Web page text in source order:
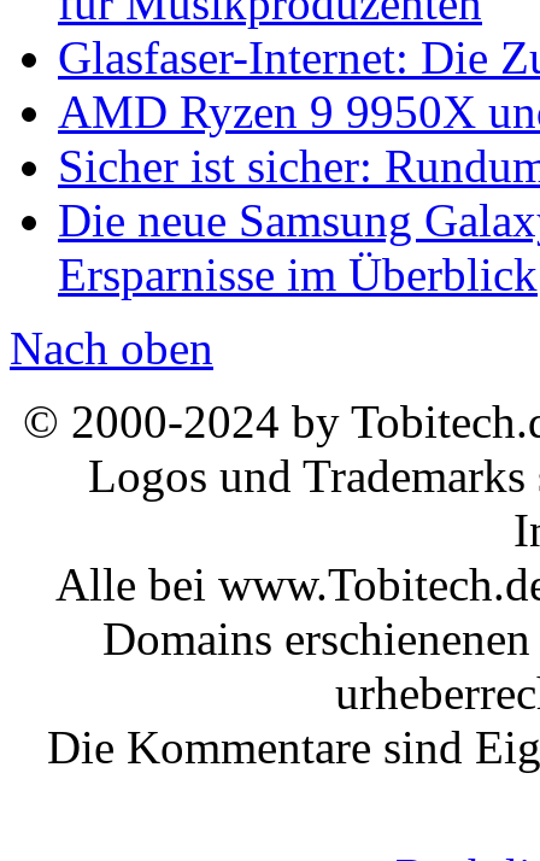
Glasfaser-Internet: Die
AMD Ryzen 9 9950X
Sicher ist sicher:
Die neue Samsung
Ersparnisse im Überblick
Nach oben
© 2000-2024 by
Logos und
Alle bei
Domains
Die Kommentare sind